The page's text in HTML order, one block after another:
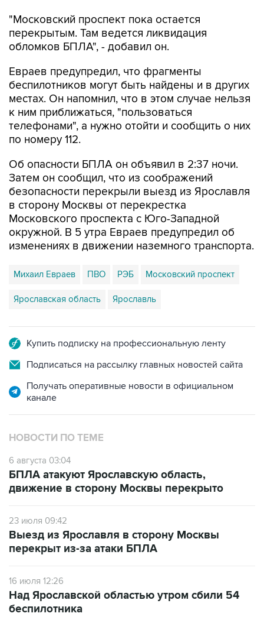
"Московский проспект пока остается
перекрытым. Там ведется ликвидация
обломков БПЛА", - добавил он.
Евраев предупредил, что фрагменты
беспилотников могут быть найдены и в других
местах. Он напомнил, что в этом случае нельзя
к ним приближаться, "пользоваться
телефонами", а нужно отойти и сообщить о них
по номеру 112.
Об опасности БПЛА он объявил в 2:37 ночи.
Затем он сообщил, что из соображений
безопасности перекрыли выезд из Ярославля
в сторону Москвы от перекрестка
Московского проспекта с Юго-Западной
окружной. В 5 утра Евраев предупредил об
изменениях в движении наземного транспорта.
Михаил Евраев ПВО РЭБ Московский проспект
Ярославская область Ярославль
Купить подписку на профессиональную ленту
Подписаться на рассылку главных новостей сайта
Получать оперативные новости в официальном
канале
НОВОСТИ ПО ТЕМЕ
6 августа 03:04
БПЛА атакуют Ярославскую область,
движение в сторону Москвы перекрыто
23 июля 09:42
Выезд из Ярославля в сторону Москвы
перекрыт из-за атаки БПЛА
16 июля 12:26
Над Ярославской областью утром сбили 54
беспилотника